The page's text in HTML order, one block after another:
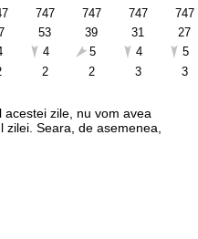
747
53
4
2
747
39
5
2
747
31
4
3
747
27
5
3
zile, nu vom avea
Seara, de asemenea,